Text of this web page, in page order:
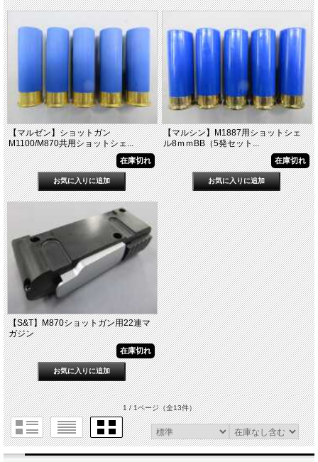
【マルゼン】ショットガン
M1100/M870共用ショットシェ...
在庫切れ
【マルシン】M1887用ショットシェ
ル8ｍｍBB（5発セット...
在庫切れ
【S&T】M870ショットガン用22連マ
ガジン
在庫切れ
1 / 1ページ（全13件）